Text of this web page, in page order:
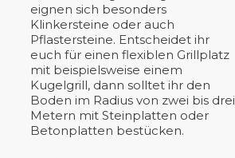
eignen sich besonders
Klinkersteine oder auch
Pflastersteine. Entscheidet ihr
euch für einen flexiblen Grillplatz
mit beispielsweise einem
Kugelgrill, dann solltet ihr den
Boden im Radius von zwei bis drei
Metern mit Steinplatten oder
Betonplatten bestücken.